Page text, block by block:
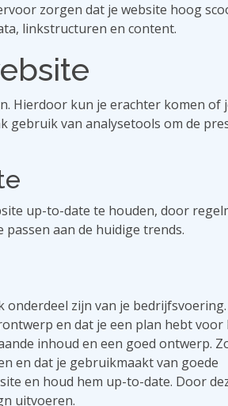
zorgen dat je website hoog
linkstructuren en content.
Hierdoor kun je erachter komen of
gebruik van analysetools om de
up-to-date te houden, door
aan de huidige trends.
zijn van je
en dat je een plan hebt voor
inhoud en een goed ontwerp.
en dat je gebruikmaakt van goede
en houd hem up-to-date. Door
uitvoeren.